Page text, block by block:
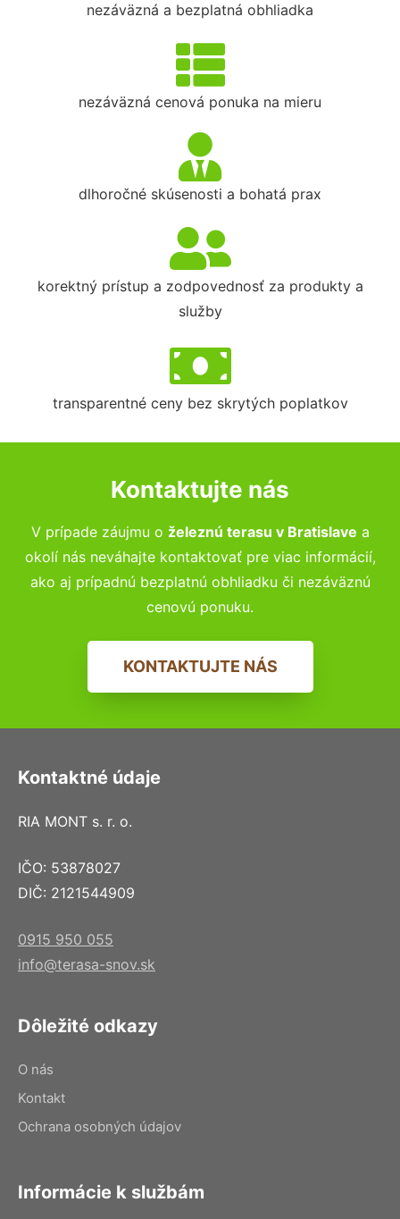
nezáväzná a bezplatná obhliadka
nezáväzná cenová ponuka na mieru
dlhoročné skúsenosti a bohatá prax
korektný prístup a zodpovednosť za produkty a
služby
transparentné ceny bez skrytých poplatkov
Kontaktujte nás
V prípade záujmu o železnú terasu v Bratislave a
okolí nás neváhajte kontaktovať pre viac informácií,
ako aj prípadnú bezplatnú obhliadku či nezáväznú
cenovú ponuku.
KONTAKTUJTE NÁS
Kontaktné údaje
RIA MONT s. r. o.
IČO: 53878027
DIČ: 2121544909
0915 950 055
info@terasa-snov.sk
Dôležité odkazy
O nás
Kontakt
Ochrana osobných údajov
Informácie k službám